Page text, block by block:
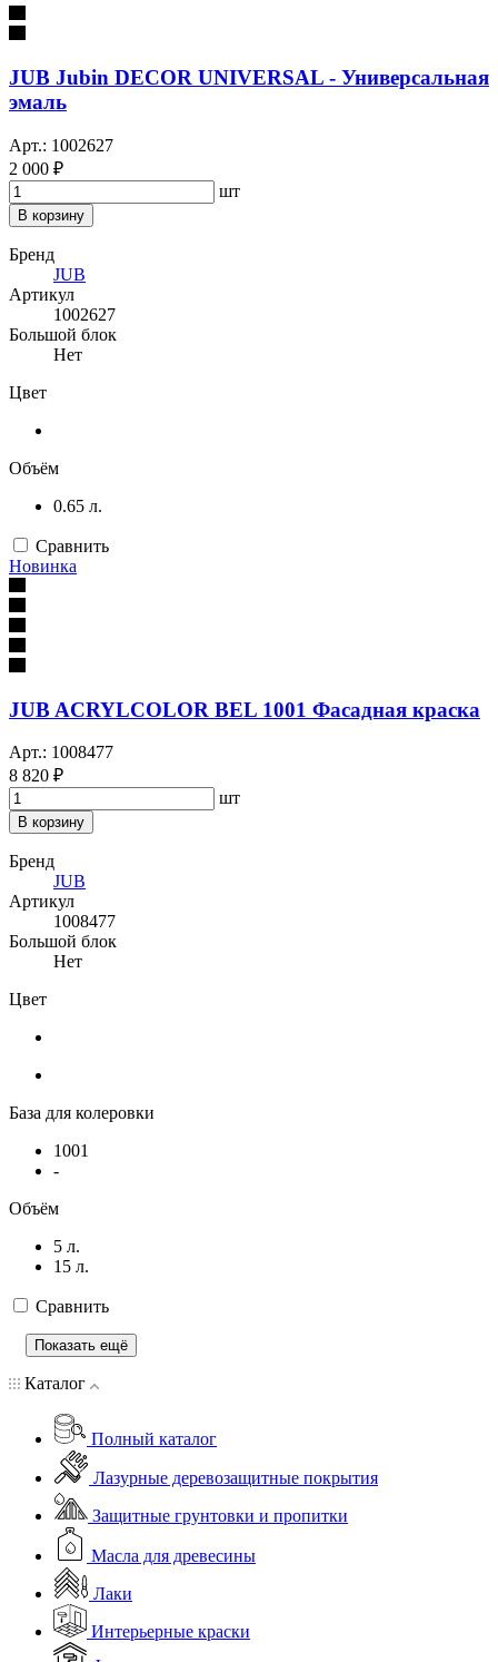
JUB Jubin DECOR UNIVERSAL - Универсальная
эмаль
Арт.: 1002627
2 000 ₽
шт
В корзину
Бренд
JUB
Артикул
1002627
Большой блок
Нет
Цвет
Объём
0.65 л.
Сравнить
Новинка
JUB ACRYLCOLOR BEL 1001 Фасадная краска
Арт.: 1008477
8 820 ₽
шт
В корзину
Бренд
JUB
Артикул
1008477
Большой блок
Нет
Цвет
База для колеровки
1001
-
Объём
5 л.
15 л.
Сравнить
Показать ещё
Каталог
Полный каталог
Лазурные деревозащитные покрытия
Защитные грунтовки и пропитки
Масла для древесины
Лаки
Интерьерные краски